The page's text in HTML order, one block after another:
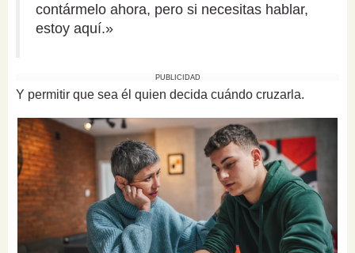
contármelo ahora, pero si necesitas hablar,
estoy aquí.»
PUBLICIDAD
Y permitir que sea él quien decida cuándo cruzarla.